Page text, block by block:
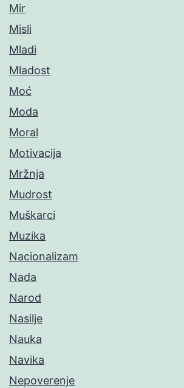
Mir
Misli
Mladi
Mladost
Moć
Moda
Moral
Motivacija
Mržnja
Mudrost
Muškarci
Muzika
Nacionalizam
Nada
Narod
Nasilje
Nauka
Navika
Nepoverenje